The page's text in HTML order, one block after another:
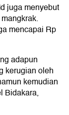
juga menyebut
mencapai Rp
adapun
kerugian oleh
kemudian
Bidakara,